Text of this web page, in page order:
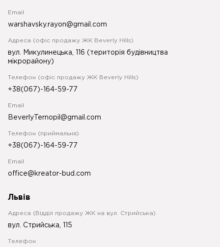
Email
warshavsky.rayon@gmail.com
Адреса (офіс продажу ЖК Beverly Hills)
вул. Микулинецька, 116 (територія будівництва
мікрорайону)
Телефон (офіс продажу ЖК Beverly Hills)
+38(067)-164-59-77
Email
BeverlyTernopil@gmail.com
Телефон (приймальня)
+38(067)-164-59-77
Email
office@kreator-bud.com
Львів
Адреса (Відділ продажу ЖК на вул. Стрийська)
вул. Стрийська, 115
Телефон